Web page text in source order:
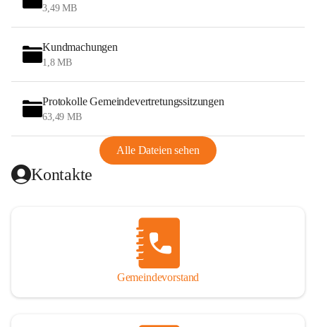
3,49 MB
Kundmachungen
1,8 MB
Protokolle Gemeindevertretungssitzungen
63,49 MB
Alle Dateien sehen
Kontakte
Gemeindevorstand